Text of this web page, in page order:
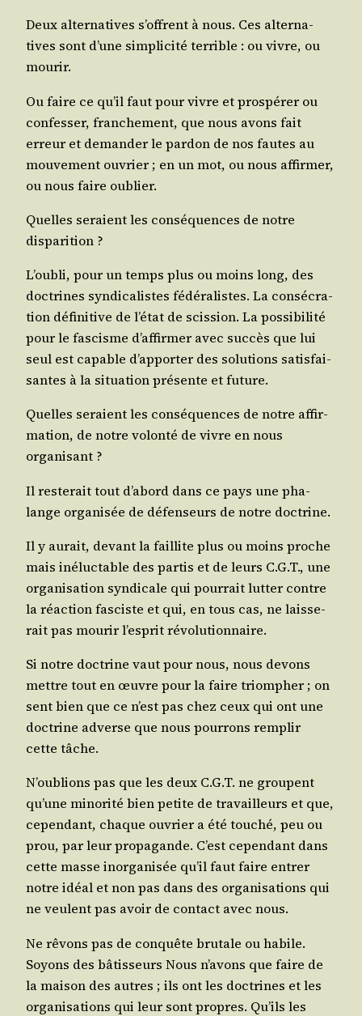
Deux alter­na­tives s’offrent à nous. Ces alter­na­
tives sont d’une sim­pli­ci­té ter­rible : ou vivre, ou
mourir.
Ou faire ce qu’il faut pour vivre et pros­pé­rer ou
confes­ser, fran­che­ment, que nous avons fait
erreur et deman­der le par­don de nos fautes au
mou­ve­ment ouvrier ; en un mot, ou nous affir­mer,
ou nous faire oublier.
Quelles seraient les consé­quences de notre
disparition ?
L’ou­bli, pour un temps plus ou moins long, des
doc­trines syn­di­ca­listes fédé­ra­listes. La consé­cra­
tion défi­ni­tive de l’é­tat de scis­sion. La pos­si­bi­li­té
pour le fas­cisme d’af­fir­mer avec suc­cès que lui
seul est capable d’ap­por­ter des solu­tions satis­fai­
santes à la situa­tion pré­sente et future.
Quelles seraient les consé­quences de notre affir­
ma­tion, de notre volon­té de vivre en nous
organisant ?
Il res­te­rait tout d’a­bord dans ce pays une pha­
lange orga­ni­sée de défen­seurs de notre doctrine.
Il y aurait, devant la faillite plus ou moins proche
mais iné­luc­table des par­tis et de leurs C.G.T., une
orga­ni­sa­tion syn­di­cale qui pour­rait lut­ter contre
la réac­tion fas­ciste et qui, en tous cas, ne lais­se­
rait pas mou­rir l’es­prit révolutionnaire.
Si notre doc­trine vautpour nous, nous devons
mettre tout en œuvre pour la faire triom­pher ; on
sent bien que ce n’est pas chez ceux qui ont une
doc­trine adverse que nous pour­rons rem­plir
cette tâche.
N’ou­blions pas que les deux C.G.T. ne groupent
qu’une mino­ri­té bien petite de tra­vailleurs et que,
cepen­dant, chaque ouvrier a été tou­ché, peu ou
prou, par leur pro­pa­gande. C’est cepen­dant dans
cette masse inor­ga­ni­sée qu’il faut faire entrer
notre idéal et non pas dans des orga­ni­sa­tions qui
ne veulent pas avoir de contact avec nous.
Ne rêvons pas de conquête bru­tale ou habile.
Soyons des bâtis­seurs Nous n’a­vons que faire de
la mai­son des autres ; ils ont les doc­trines et les
orga­ni­sa­tions qui leur sont propres. Qu’ils les